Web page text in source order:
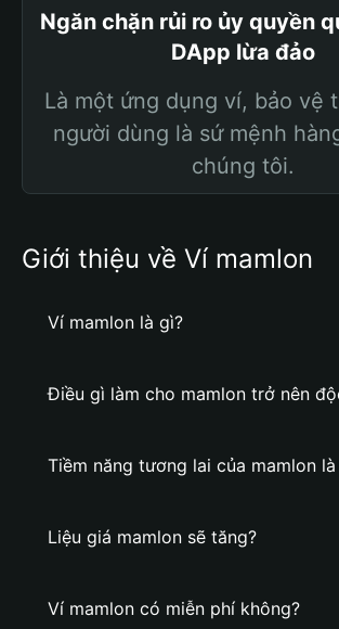
Ngăn chặn rủi ro ủy quyền
DApp lừa đảo
Là một ứng dụng ví, bảo vệ
người dùng là sứ mệnh
chúng tôi.
Giới thiệu về Ví mamlon
Ví mamlon là gì?
Điều gì làm cho mamlon trở nên
Tiềm năng tương lai của mamlon
Liệu giá mamlon sẽ tăng?
Ví mamlon có miễn phí không?